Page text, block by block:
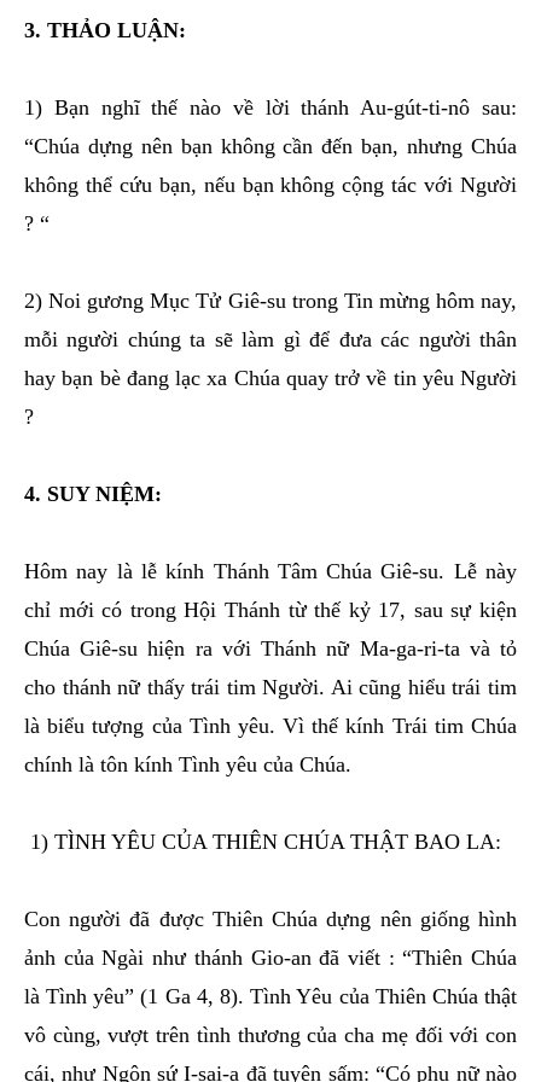
3. THẢO LUẬN:
1) Bạn nghĩ thế nào về lời thánh Au-gút-ti-nô sau:
“Chúa dựng nên bạn không cần đến bạn, nhưng Chúa
không thể cứu bạn, nếu bạn không cộng tác với Người
? “
2) Noi gương Mục Tử Giê-su trong Tin mừng hôm nay,
mỗi người chúng ta sẽ làm gì để đưa các người thân
hay bạn bè đang lạc xa Chúa quay trở về tin yêu Người
?
4. SUY NIỆM:
Hôm nay là lễ kính Thánh Tâm Chúa Giê-su. Lễ này
chỉ mới có trong Hội Thánh từ thế kỷ 17, sau sự kiện
Chúa Giê-su hiện ra với Thánh nữ Ma-ga-ri-ta và tỏ
cho thánh nữ thấy trái tim Người. Ai cũng hiểu trái tim
là biểu tượng của Tình yêu. Vì thế kính Trái tim Chúa
chính là tôn kính Tình yêu của Chúa.
1) TÌNH YÊU CỦA THIÊN CHÚA THẬT BAO LA:
Con người đã được Thiên Chúa dựng nên giống hình
ảnh của Ngài như thánh Gio-an đã viết : “Thiên Chúa
là Tình yêu” (1 Ga 4, 8). Tình Yêu của Thiên Chúa thật
vô cùng, vượt trên tình thương của cha mẹ đối với con
cái, như Ngôn sứ I-sai-a đã tuyên sấm: “Có phụ nữ nào